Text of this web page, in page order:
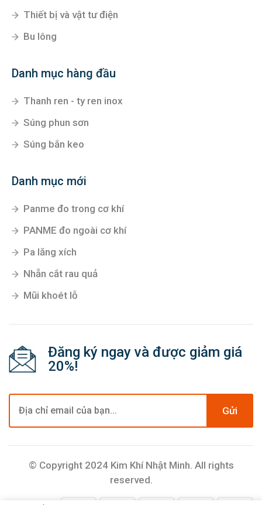
Thiết bị và vật tư điện
Bu lông
Danh mục hàng đầu
Thanh ren - ty ren inox
Súng phun sơn
Súng bắn keo
Danh mục mới
Panme đo trong cơ khí
PANME đo ngoài cơ khí
Pa lăng xích
Nhẵn cắt rau quả
Mũi khoét lỗ
Đăng ký ngay và được giảm giá
20%!
Gửi
© Copyright 2024 Kim Khí Nhật Minh. All rights
reserved.